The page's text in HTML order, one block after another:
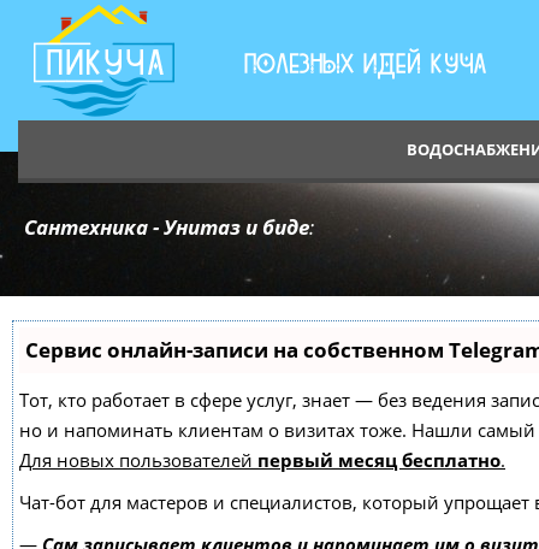
Сантехника - Унитаз и биде:
Сервис онлайн-записи на собственном
Тот, кто работает в сфере услуг, знает — без ведения
но и напоминать клиентам о визитах тоже. Нашли
Для новых пользователей первый месяц бесплатно.
Чат-бот для мастеров и специалистов, который упрощает
— Сам записывает клиентов и напоминает им о